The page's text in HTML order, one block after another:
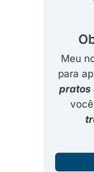
Meu
para
pratos